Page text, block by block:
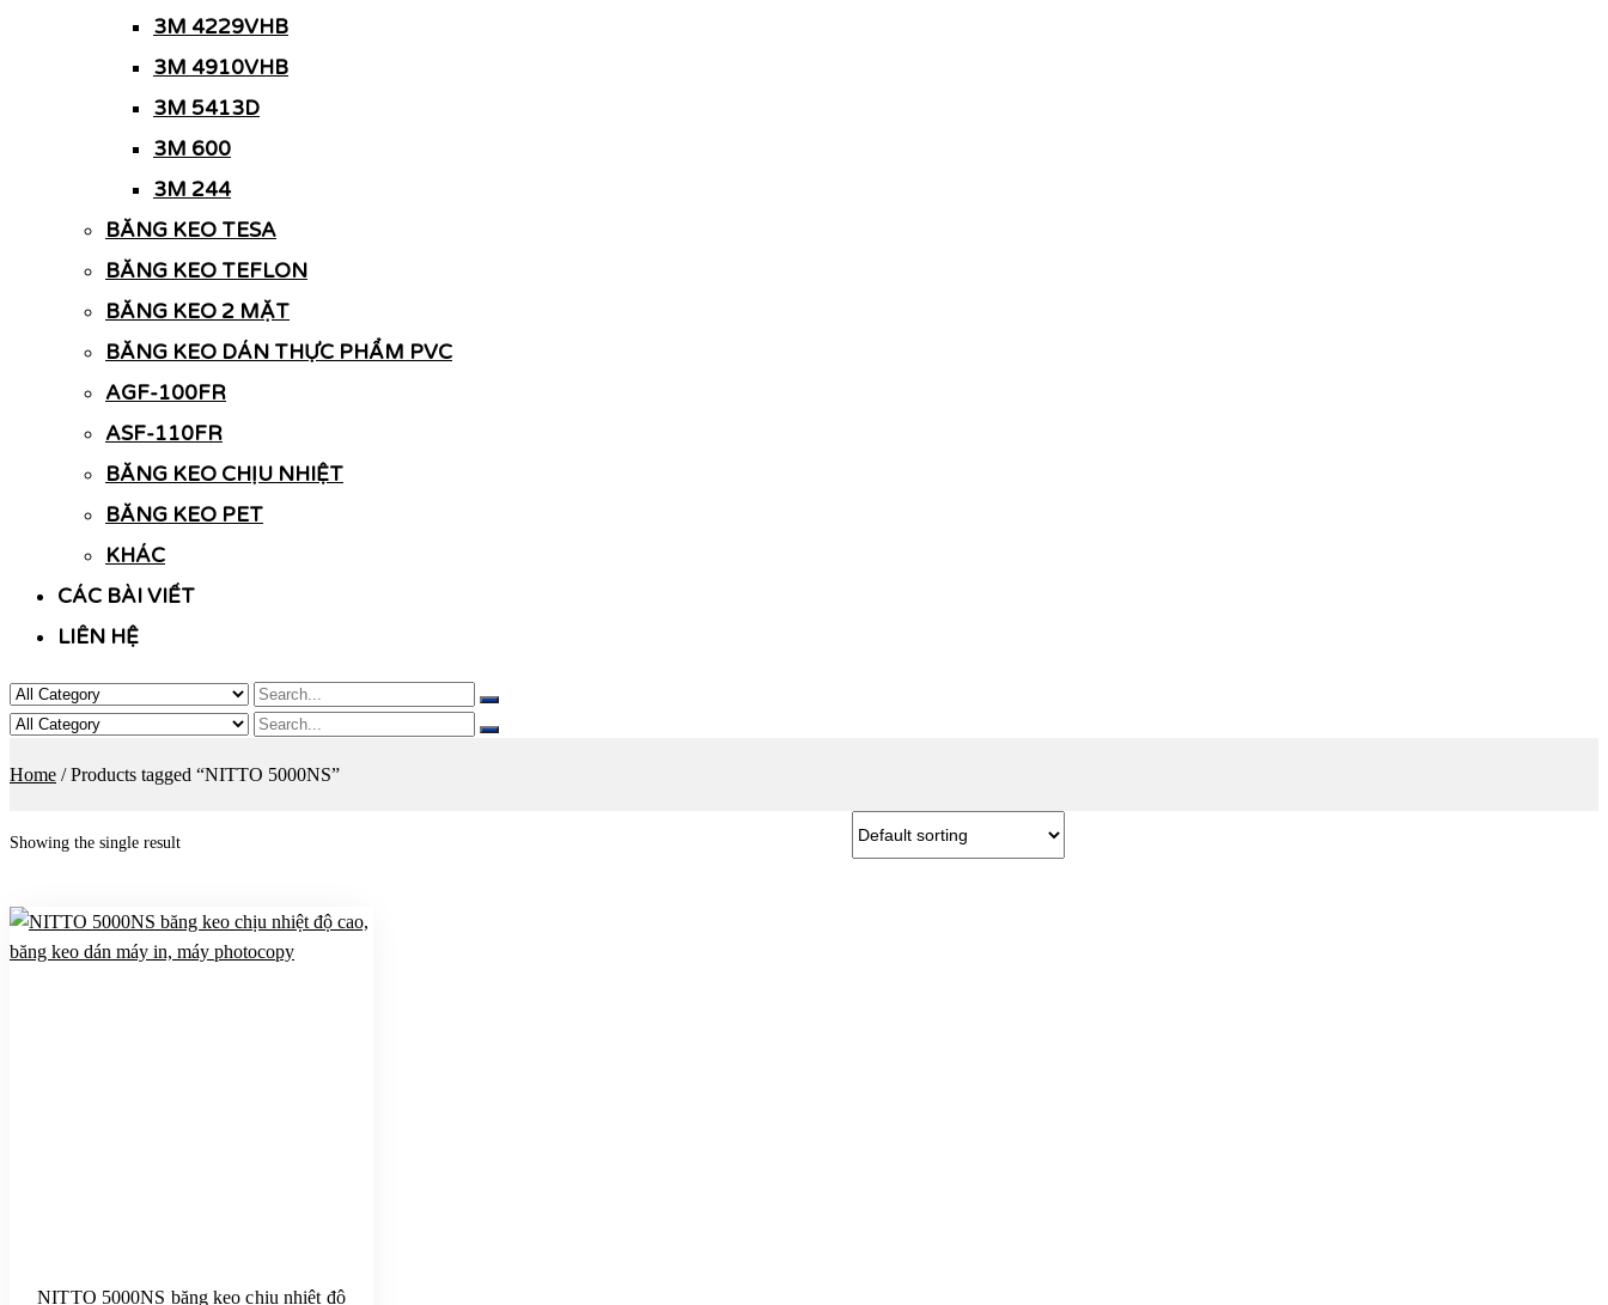
3M 4229VHB
3M 4910VHB
3M 5413D
3M 600
3M 244
BĂNG KEO TESA
BĂNG KEO TEFLON
BĂNG KEO 2 MẶT
BĂNG KEO DÁN THỰC PHẨM PVC
AGF-100FR
ASF-110FR
BĂNG KEO CHỊU NHIỆT
BĂNG KEO PET
KHÁC
CÁC BÀI VIẾT
LIÊN HỆ
Home / Products tagged “NITTO 5000NS”
Showing the single result
NITTO 5000NS băng keo chịu nhiệt độ